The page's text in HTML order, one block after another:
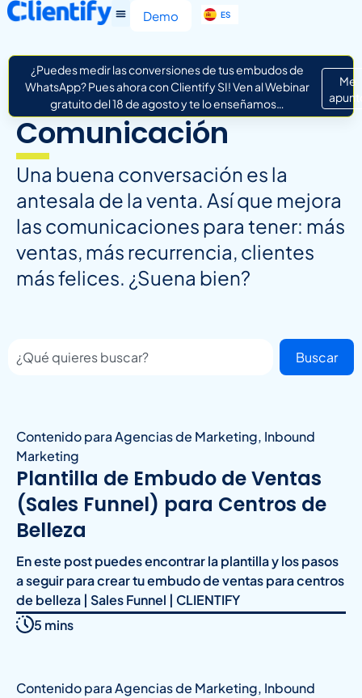
Demo ES
IT
¿Puedes medir las conversiones de tus embudos de
WhatsApp? Pues ahora con Clientify SI! Ven al Webinar
gratuito del 18 de agosto y te lo enseñamos…
Me
Comunicación
Una buena conversación es la
antesala de la venta. Así que mejora
las comunicaciones para tener: más
ventas, más recurrencia, clientes
más felices. ¿Suena bien?
Buscar
Contenido para Agencias de Marketing, Inbound
Marketing
Plantilla de Embudo de Ventas
(Sales Funnel) para Centros de
Belleza
En este post puedes encontrar la plantilla y los pasos
a seguir para crear tu embudo de ventas para centros
de belleza | Sales Funnel | CLIENTIFY
5 mins
Contenido para Agencias de Marketing, Inbound